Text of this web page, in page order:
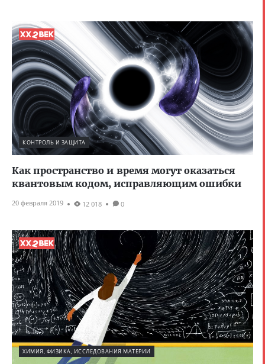
КОНТРОЛЬ И ЗАЩИТА
Как пространство и время могут оказаться
квантовым кодом, исправляющим ошибки
20 февраля 2019 12 018 0
ХИМИЯ, ФИЗИКА, ИССЛЕДОВАНИЯ МАТЕРИИ